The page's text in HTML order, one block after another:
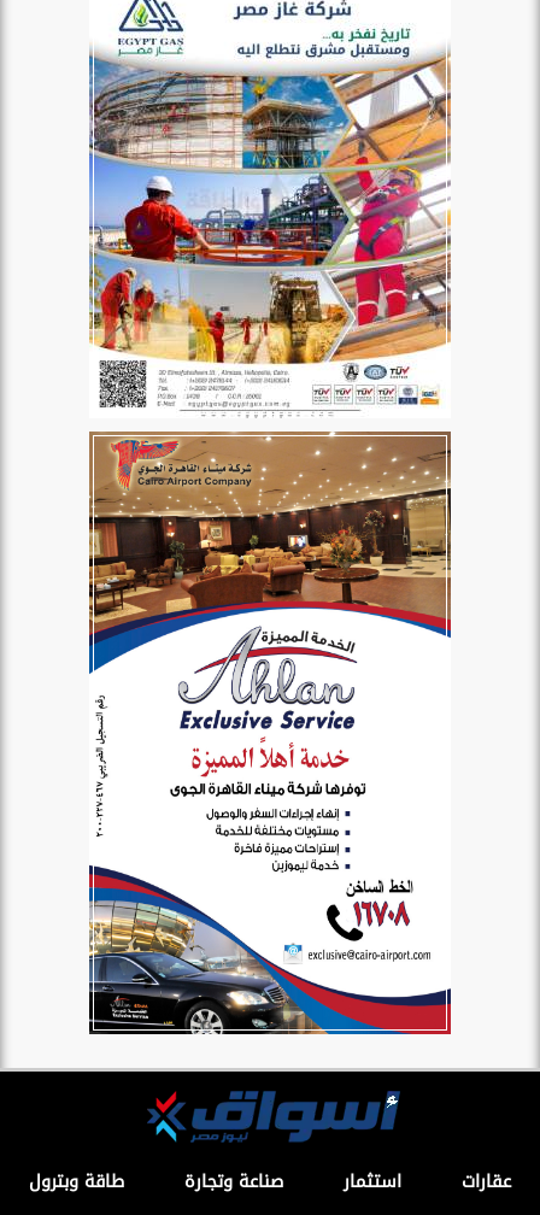
عقارات استثمار صناعة وتجارة طاقة وبترول